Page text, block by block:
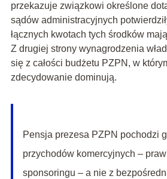
przekazuje związkowi określone
sądów administracyjnych
łącznych kwotach tych środków
Z drugiej strony wynagrodzenia
się z całości budżetu PZPN, w
zdecydowanie dominują.
Pensja prezesa PZPN pochodzi
przychodów komercyjnych –
sponsoringu – a nie z